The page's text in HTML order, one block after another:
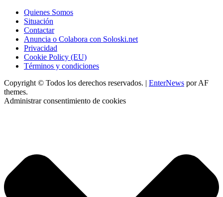
Quienes Somos
Situación
Contactar
Anuncia o Colabora con Soloski.net
Privacidad
Cookie Policy (EU)
Términos y condiciones
Copyright © Todos los derechos reservados. | EnterNews por AF
themes.
Administrar consentimiento de cookies